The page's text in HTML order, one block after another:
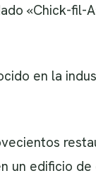
«Chick-
en la
un edificio